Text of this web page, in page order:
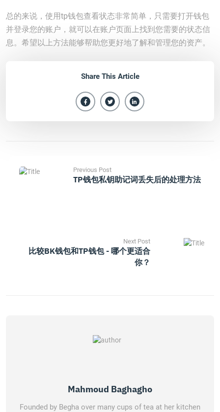
总的来说，使用tp钱包查看状态非常简单，只需要打开钱包
并登录您的账户，就可以在账户页面上找到您需要的状态信
息。希望以上方法能够帮助您更好地了解和管理您的资产。
Share This Article
Previous Post
TP钱包私钥助记词丢失后的处理方法
Next Post
比较BK钱包和TP钱包 - 哪个更适合
你？
Mahmoud Baghagho
Founded by Begha over many cups of tea at her kitchen